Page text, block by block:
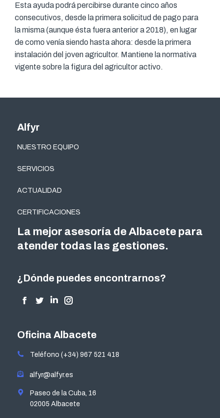
Esta ayuda podrá percibirse durante cinco años
consecutivos, desde la primera solicitud de pago para
la misma (aunque ésta fuera anterior a 2018), en lugar
de como venía siendo hasta ahora: desde la primera
instalación del joven agricultor. Mantiene la normativa
vigente sobre la figura del agricultor activo.
Alfyr
NUESTRO EQUIPO
SERVICIOS
ACTUALIDAD
CERTIFICACIONES
Oficina Albacete
Teléfono (+34) 967 521 418
alfyr@alfyr.es
Paseo de la Cuba, 16
02005 Albacete
¿Dónde puedes encontrarnos?
Encuéntranos en:
Facebook
opens
new
Twitter
opens
new
Linkedin
opens
new
Instagram
opens
new
La mejor asesoría de Albacete para
atender todas las gestiones.